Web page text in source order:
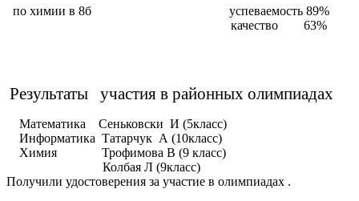
по химии в 8б успеваемость 89%
качество 63%
Результаты участия в районных олимпиадах
Математика Сеньковски И (5класс)
Информатика Татарчук А (10класс)
Химия Трофимова В (9 класс)
Колбая Л (9класс)
Получили удостоверения за участие в олимпиадах .